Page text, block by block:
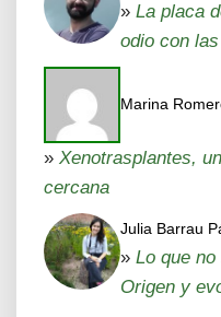
» La placa
odio con
Marina
» Xenotrasplantes,
cercana
Julia Barrau
» Lo que
Origen y